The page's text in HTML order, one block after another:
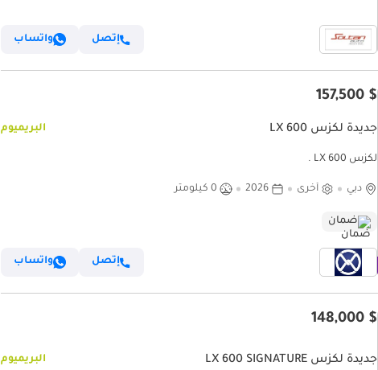
إتصل واتساب
$ 157,500
جديدة لكزس LX 600 البريميوم
لكزس LX 600 .
دبي أخرى 2026 0 كيلومتر
ضمان
إتصل واتساب
$ 148,000
جديدة لكزس LX 600 SIGNATURE البريميوم